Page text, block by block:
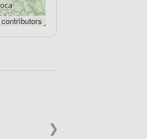
contributors
❯